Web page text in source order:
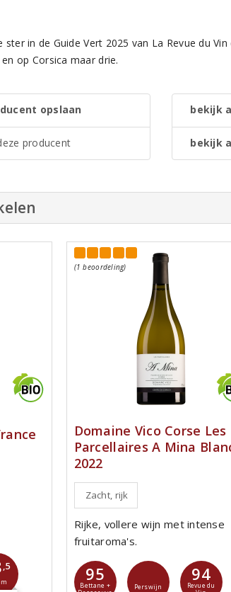
in de Guide Vert 2025 van La Revue du
op Corsica maar drie.
opslaan
producent
bekijk
bekijk
,5
(1 beoordeling)
Domaine Vico Corse Les
Parcellaires A Mina
2022
Zacht, rijk
Rijke, vollere wijn met intense
fruitaroma's.
95
Bettane +
Perswijn
94
Revue du